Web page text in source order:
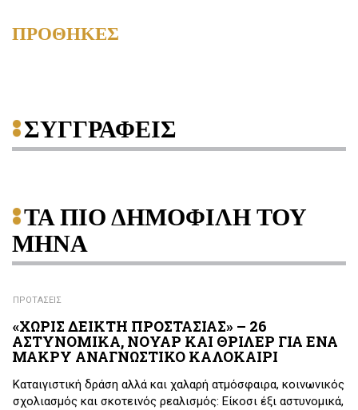
ΠΡΟΘΗΚΕΣ
ΣΥΓΓΡΑΦΕΙΣ
ΤΑ ΠΙΟ ΔΗΜΟΦΙΛΗ ΤΟΥ
ΜΗΝΑ
ΠΡΟΤΑΣΕΙΣ
«ΧΩΡΙΣ ΔΕΙΚΤΗ ΠΡΟΣΤΑΣΙΑΣ» – 26
ΑΣΤΥΝΟΜΙΚΑ, ΝΟΥΑΡ ΚΑΙ ΘΡΙΛΕΡ ΓΙΑ ΕΝΑ
ΜΑΚΡΥ ΑΝΑΓΝΩΣΤΙΚΟ ΚΑΛΟΚΑΙΡΙ
Καταιγιστική δράση αλλά και χαλαρή ατμόσφαιρα, κοινωνικός
σχολιασμός και σκοτεινός ρεαλισμός: Είκοσι έξι αστυνομικά,